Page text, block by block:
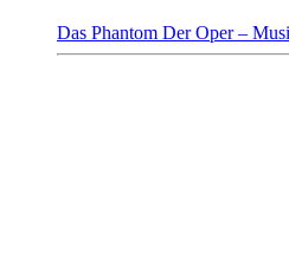
Das Phantom Der Oper –